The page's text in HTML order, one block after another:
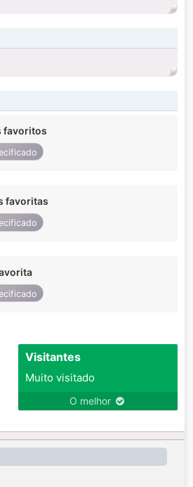
favoritos
favoritas
Visitantes
Muito visitado
O melhor